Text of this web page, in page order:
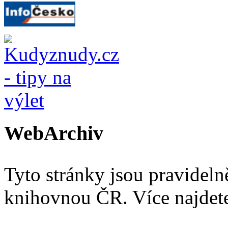
WebArchiv
Tyto stránky jsou
knihovnou ČR. Více